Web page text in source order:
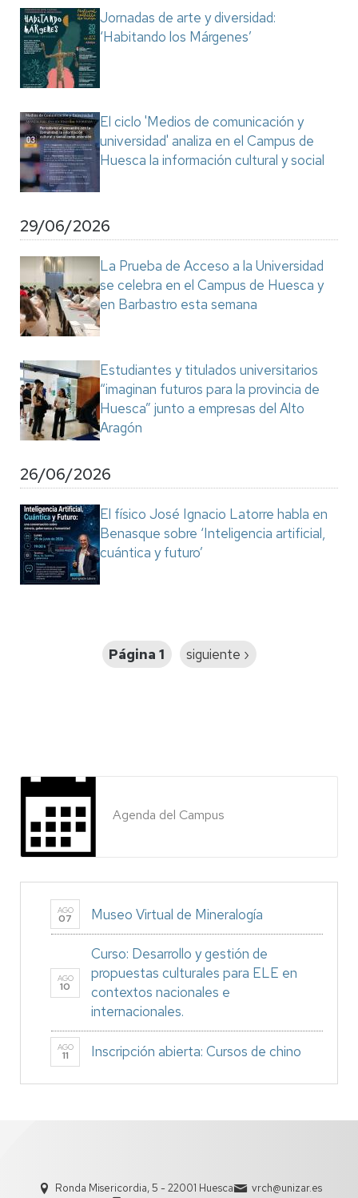
Jornadas de arte y diversidad:
‘Habitando los Márgenes’
El ciclo 'Medios de comunicación y
universidad' analiza en el Campus de
Huesca la información cultural y social
29/06/2026
La Prueba de Acceso a la Universidad
se celebra en el Campus de Huesca y
en Barbastro esta semana
Estudiantes y titulados universitarios
“imaginan futuros para la provincia de
Huesca” junto a empresas del Alto
Aragón
26/06/2026
El físico José Ignacio Latorre habla en
Benasque sobre ‘Inteligencia artificial,
cuántica y futuro’
Página 1
Siguiente
siguiente ›
Agenda del Campus
AGO
07 Museo Virtual de Mineralogía
AGO
10
Curso: Desarrollo y gestión de
propuestas culturales para ELE en
contextos nacionales e
internacionales.
AGO
11 Inscripción abierta: Cursos de chino
Ronda Misericordia, 5 - 22001 Huesca
vrch@unizar.es